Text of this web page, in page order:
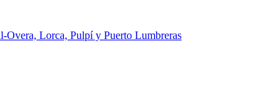
Overa, Lorca, Pulpí y Puerto Lumbreras